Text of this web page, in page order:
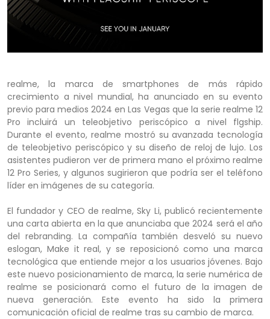
realme, la marca de smartphones de más rápido
crecimiento a nivel mundial, ha anunciado en su evento
previo para medios 2024 en Las Vegas que la serie realme 12
Pro incluirá un teleobjetivo periscópico a nivel flgship.
Durante el evento, realme mostró su avanzada tecnología
de teleobjetivo periscópico y su diseño de reloj de lujo. Los
asistentes pudieron ver de primera mano el próximo realme
12 Pro Series, y algunos sugirieron que podría ser el teléfono
líder en imágenes de su categoría.
El fundador y CEO de realme, Sky Li, publicó recientemente
una carta abierta en la que anunciaba que 2024 será el año
del rebranding. La compañía también desveló su nuevo
eslogan, Make it real, y se reposicionó como una marca
tecnológica que entiende mejor a los usuarios jóvenes. Bajo
este nuevo posicionamiento de marca, la serie numérica de
realme se posicionará como el futuro de la imagen de
nueva generación. Este evento ha sido la primera
comunicación oficial de realme tras su cambio de marca.